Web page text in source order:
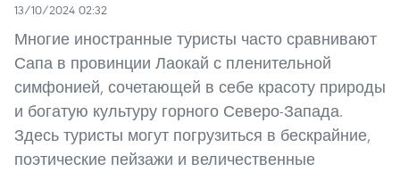
13/10/2024 02:32
Многие иностранные туристы часто сравнивают
Сапа в провинции Лаокай с пленительной
симфонией, сочетающей в себе красоту природы
и богатую культуру горного Северо-Запада.
Здесь туристы могут погрузиться в бескрайние,
поэтические пейзажи и величественные